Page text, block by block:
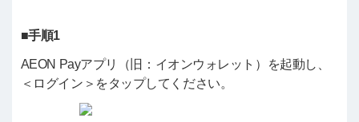
■手順1
AEON Payアプリ（旧：イオンウォレット）を起動し、
＜ログイン＞をタップしてください。